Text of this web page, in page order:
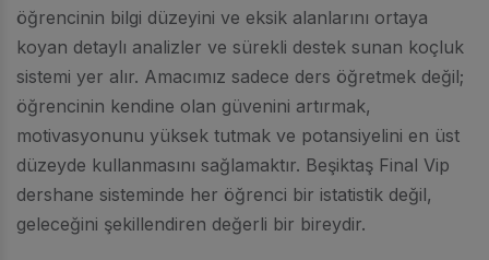
öğrencinin bilgi düzeyini ve eksik alanlarını ortaya
koyan detaylı analizler ve sürekli destek sunan koçluk
sistemi yer alır. Amacımız sadece ders öğretmek değil;
öğrencinin kendine olan güvenini artırmak,
motivasyonunu yüksek tutmak ve potansiyelini en üst
düzeyde kullanmasını sağlamaktır. Beşiktaş Final Vip
dershane sisteminde her öğrenci bir istatistik değil,
geleceğini şekillendiren değerli bir bireydir.